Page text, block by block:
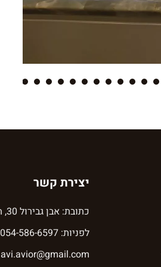
53
54
55
56
57
58
59
60
61
62
63
64
יצירת קשר
כתובת: אבן גבירול 30, תל אביב
לפניות: 054-586-6597
avi.avior@gmail.com